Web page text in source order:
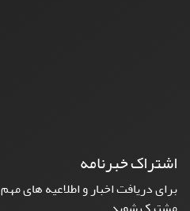
اشتراک خبرنامه
برای دریافت اخبار و اطلاعیه های